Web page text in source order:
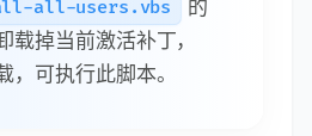
all-users.vbs
的
载掉当前激活补丁，
，可执行此脚本。